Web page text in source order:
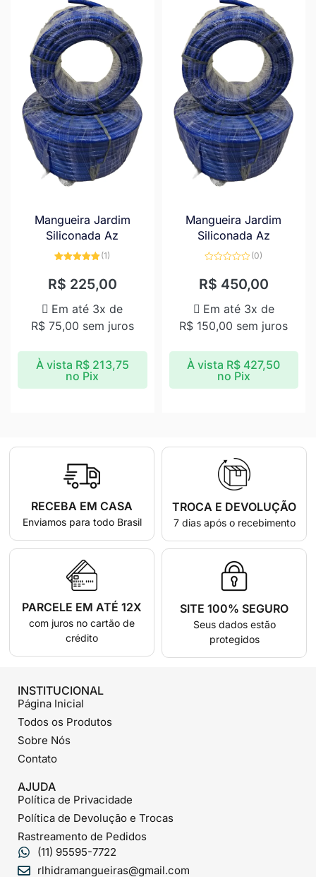
Mangueira Jardim
Siliconada Az
5.00de 5
(1)
R$ 225,00
Em até 3x de
R$75,00 sem juros
À vista R$213,75
no Pix
Mangueira Jardim
Siliconada Az
de
(0)
R$ 450,00
Em até 3x de
R$ 150,00 sem juros
À vista R$ 427,50
no Pix
RECEBA EM CASA
Enviamos para todo Brasil
TROCA E DEVOLUÇÃO
7 dias após o recebimento
PARCELE EM ATÉ 12X
com juros no cartão de
crédito
SITE 100% SEGURO
Seus dados estão
protegidos
INSTITUCIONAL
Página Inicial
Todos os Produtos
Sobre Nós
Contato
AJUDA
Política de Privacidade
Política de Devolução e Trocas
Rastreamento de Pedidos
(11) 95595-7722
rlhidramangueiras@gmail.com